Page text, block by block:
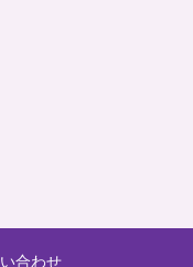
合わせ